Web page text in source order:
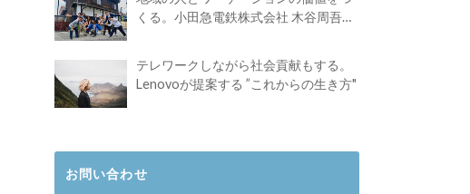
くる。小田急電鉄株式会社 木谷周吾さ
テレワークしながら社会貢献もする。
Lenovoが提案する ”これからの生き方"
お問い合わせ